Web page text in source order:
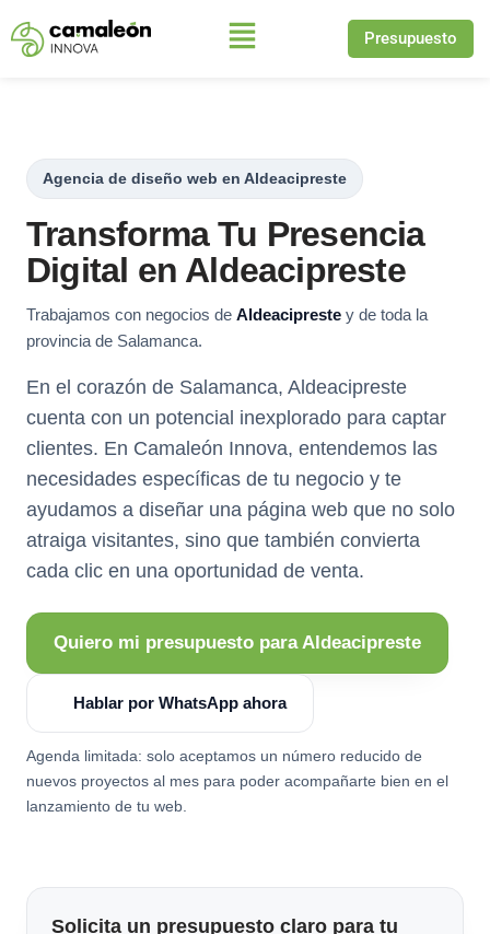
Saltar
Presupuesto
Agencia de diseño web en Aldeacipreste
Transforma Tu Presencia
Digital en Aldeacipreste
Trabajamos con negocios de Aldeacipreste y de toda la
provincia de Salamanca.
En el corazón de Salamanca, Aldeacipreste
cuenta con un potencial inexplorado para captar
clientes. En Camaleón Innova, entendemos las
necesidades específicas de tu negocio y te
ayudamos a diseñar una página web que no solo
atraiga visitantes, sino que también convierta
cada clic en una oportunidad de venta.
Quiero mi presupuesto para Aldeacipreste
Hablar por WhatsApp ahora
Agenda limitada: solo aceptamos un número reducido de
nuevos proyectos al mes para poder acompañarte bien en el
lanzamiento de tu web.
Solicita un presupuesto claro para tu